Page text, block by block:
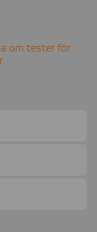
om tester för